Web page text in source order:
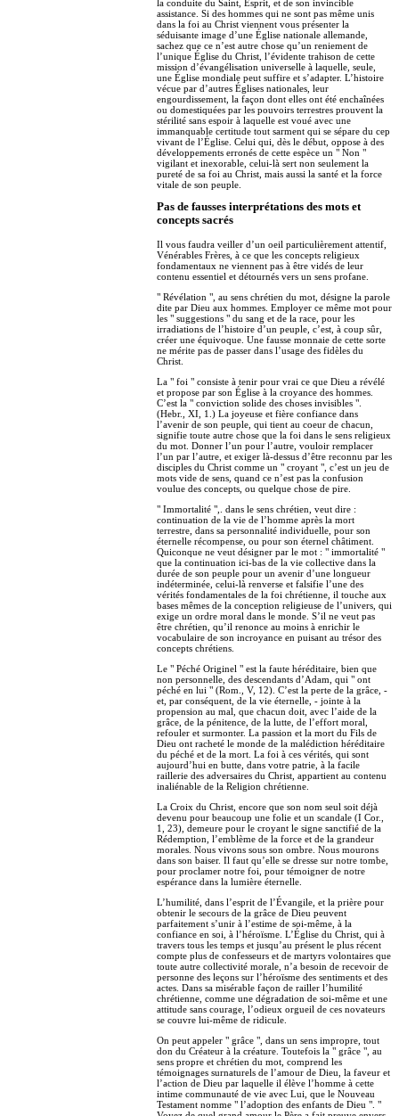
la conduite du Saint, Esprit, et de son invincible
assistance. Si des hommes qui ne sont pas même unis
dans la foi au Christ viennent vous présenter la
séduisante image d’une Église nationale allemande,
sachez que ce n’est autre chose qu’un reniement de
l’unique Église du Christ, l’évidente trahison de cette
mission d’évangélisation universelle à laquelle, seule,
une Église mondiale peut suffire et s’adapter. L’histoire
vécue par d’autres Églises nationales, leur
engourdissement, la façon dont elles ont été enchaînées
ou domestiquées par les pouvoirs terrestres prouvent la
stérilité sans espoir à laquelle est voué avec une
immanquable certitude tout sarment qui se sépare du cep
vivant de l’Église. Celui qui, dès le début, oppose à des
développements erronés de cette espèce un " Non "
vigilant et inexorable, celui-là sert non seulement la
pureté de sa foi au Christ, mais aussi la santé et la force
vitale de son peuple.
Pas de fausses interprétations des mots et
concepts sacrés
Il vous faudra veiller d’un oeil particulièrement attentif,
Vénérables Frères, à ce que les concepts religieux
fondamentaux ne viennent pas à être vidés de leur
contenu essentiel et détournés vers un sens profane.
" Révélation ", au sens chrétien du mot, désigne la parole
dite par Dieu aux hommes. Employer ce même mot pour
les " suggestions " du sang et de la race, pour les
irradiations de l’histoire d’un peuple, c’est, à coup sûr,
créer une équivoque. Une fausse monnaie de cette sorte
ne mérite pas de passer dans l’usage des fidèles du
Christ.
La " foi " consiste à tenir pour vrai ce que Dieu a révélé
et propose par son Église à la croyance des hommes.
C’est la " conviction solide des choses invisibles ".
(Hebr., XI, 1.) La joyeuse et fière confiance dans
l’avenir de son peuple, qui tient au coeur de chacun,
signifie toute autre chose que la foi dans le sens religieux
du mot. Donner l’un pour l’autre, vouloir remplacer
l’un par l’autre, et exiger là-dessus d’être reconnu par les
disciples du Christ comme un " croyant ", c’est un jeu de
mots vide de sens, quand ce n’est pas la confusion
voulue des concepts, ou quelque chose de pire.
" Immortalité ",. dans le sens chrétien, veut dire :
continuation de la vie de l’homme après la mort
terrestre, dans sa personnalité individuelle, pour son
éternelle récompense, ou pour son éternel châtiment.
Quiconque ne veut désigner par le mot : " immortalité "
que la continuation ici-bas de la vie collective dans la
durée de son peuple pour un avenir d’une longueur
indéterminée, celui-là renverse et falsifie l’une des
vérités fondamentales de la foi chrétienne, il touche aux
bases mêmes de la conception religieuse de l’univers, qui
exige un ordre moral dans le monde. S’il ne veut pas
être chrétien, qu’il renonce au moins à enrichir le
vocabulaire de son incroyance en puisant au trésor des
concepts chrétiens.
Le " Péché Originel " est la faute héréditaire, bien que
non personnelle, des descendants d’Adam, qui " ont
péché en lui " (Rom., V, 12). C’est la perte de la grâce, -
et, par conséquent, de la vie éternelle, - jointe à la
propension au mal, que chacun doit, avec l’aide de la
grâce, de la pénitence, de la lutte, de l’effort moral,
refouler et surmonter. La passion et la mort du Fils de
Dieu ont racheté le monde de la malédiction héréditaire
du péché et de la mort. La foi à ces vérités, qui sont
aujourd’hui en butte, dans votre patrie, à la facile
raillerie des adversaires du Christ, appartient au contenu
inaliénable de la Religion chrétienne.
La Croix du Christ, encore que son nom seul soit déjà
devenu pour beaucoup une folie et un scandale (I Cor.,
1, 23), demeure pour le croyant le signe sanctifié de la
Rédemption, l’emblème de la force et de la grandeur
morales. Nous vivons sous son ombre. Nous mourons
dans son baiser. Il faut qu’elle se dresse sur notre tombe,
pour proclamer notre foi, pour témoigner de notre
espérance dans la lumière éternelle.
L’humilité, dans l’esprit de l’Évangile, et la prière pour
obtenir le secours de la grâce de Dieu peuvent
parfaitement s’unir à l’estime de soi-même, à la
confiance en soi, à l’héroïsme. L’Église du Christ, qui à
travers tous les temps et jusqu’au présent le plus récent
compte plus de confesseurs et de martyrs volontaires que
toute autre collectivité morale, n’a besoin de recevoir de
personne des leçons sur l’héroïsme des sentiments et des
actes. Dans sa misérable façon de railler l’humilité
chrétienne, comme une dégradation de soi-même et une
attitude sans courage, l’odieux orgueil de ces novateurs
se couvre lui-même de ridicule.
On peut appeler " grâce ", dans un sens impropre, tout
don du Créateur à la créature. Toutefois la " grâce ", au
sens propre et chrétien du mot, comprend les
témoignages surnaturels de l’amour de Dieu, la faveur et
l’action de Dieu par laquelle il élève l’homme à cette
intime communauté de vie avec Lui, que le Nouveau
Testament nomme " l’adoption des enfants de Dieu ". "